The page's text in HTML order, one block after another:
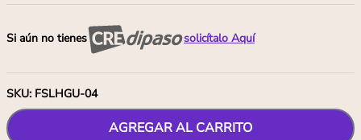
Si aún no tienes solicítalo Aquí
SKU: FSLHGU-04
AGREGAR AL CARRITO